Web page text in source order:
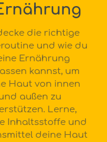
die richtige
und wie du
Ernährung
kannst, um
Haut von innen
außen zu
Lerne,
Inhaltsstoffe und
deine Haut